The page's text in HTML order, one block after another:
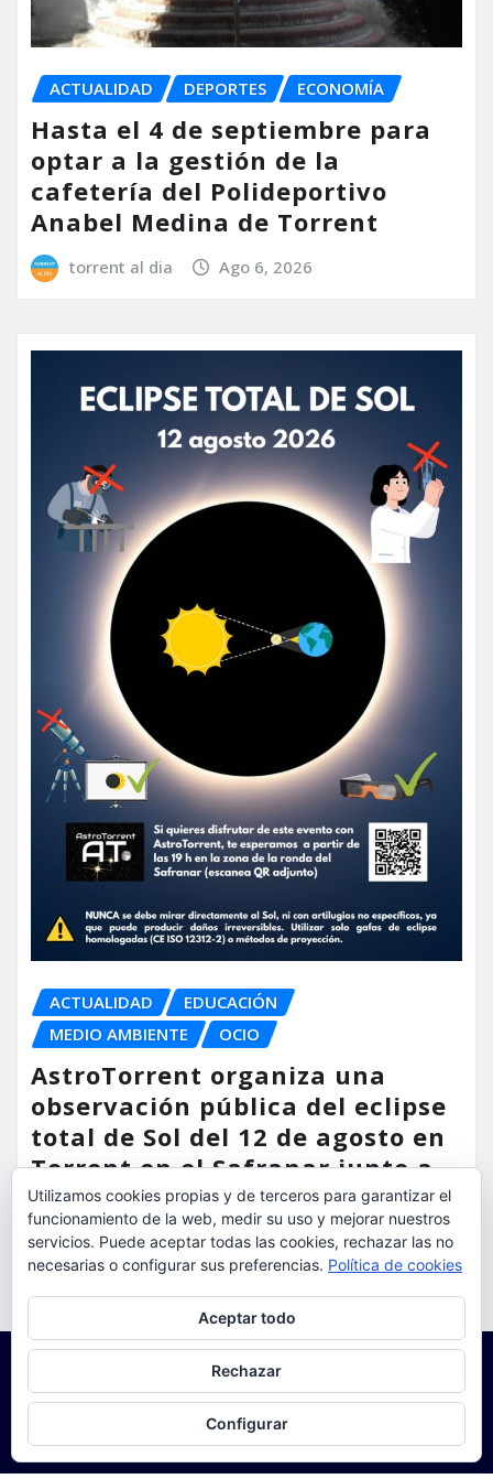
ACTUALIDAD DEPORTES ECONOMÍA
Hasta el 4 de septiembre para
optar a la gestión de la
cafetería del Polideportivo
Anabel Medina de Torrent
torrent al dia Ago 6, 2026
ACTUALIDAD
EDUCACIÓN
MEDIO AMBIENTE
OCIO
AstroTorrent organiza una
observación pública del eclipse
total de Sol del 12 de agosto en
Torrent en el Safranar junto a
las vías del AVE
torrent al dia Ago 5, 2026
Utilizamos cookies propias y de terceros para garantizar el
funcionamiento de la web, medir su uso y mejorar nuestros
servicios. Puede aceptar todas las cookies, rechazar las no
necesarias o configurar sus preferencias. Política de cookies
Aceptar todo
Rechazar
Configurar
Para obtener más información, incluido cómo gestionar las cookies,